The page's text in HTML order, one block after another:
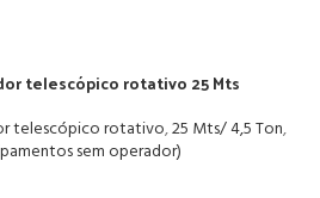
telescópico rotativo 25 Mts
telescópico rotativo,25 Mts/ 4,5 Ton,
sem operador)